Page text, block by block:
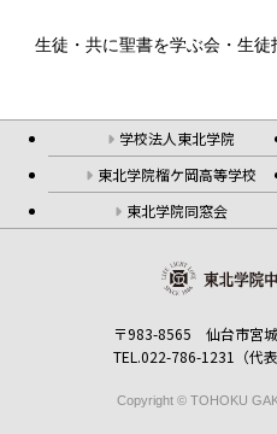
生徒・共に聖書を学ぶ会・生
学校法人東北学院
東北学院榴ケ岡高等学校
東北学院同窓会
〒983-8565 仙台市宮
TEL.022-786-1231（代表
Copyright © TOHOKU